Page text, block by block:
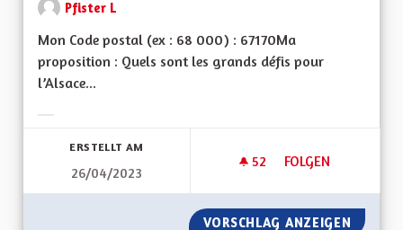
Pfister L
Mon Code postal (ex : 68 000) : 67170Ma
proposition : Quels sont les grands défis pour
l’Alsace...
ERSTELLT AM
26/04/2023
52 52 FOLLOWER
FOLGEN
UNE ALSACE
VORSCHLAG ANZEIGEN UNE